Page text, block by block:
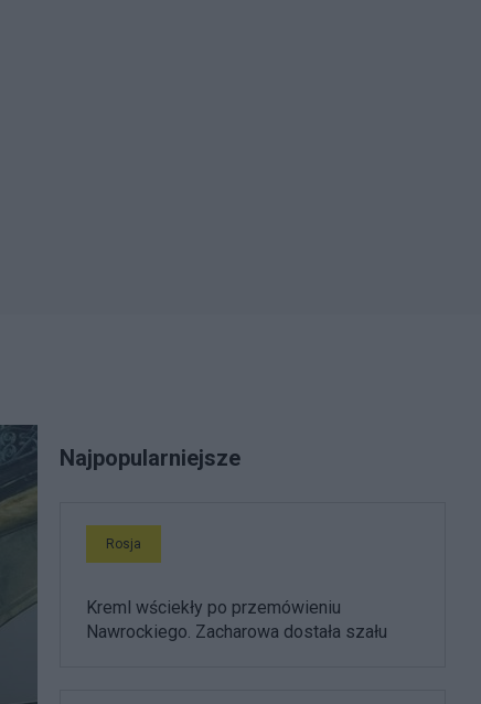
Najpopularniejsze
Rosja
Kreml wściekły po przemówieniu
Nawrockiego. Zacharowa dostała szału